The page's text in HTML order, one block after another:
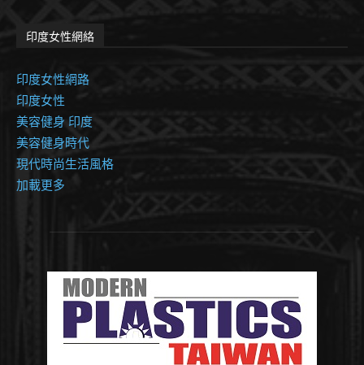
印度女性網絡
印度女性網路
印度女性
美容健身 印度
美容健身時代
現代時尚生活風格
加載更多